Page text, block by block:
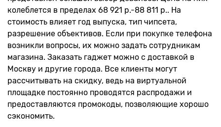
колеблется в пределах 68 921 р.-88 811 р.. На
стоимость влияет год выпуска, тип чипсета,
разрешение объективов. Если при покупке телефона
возникли вопросы, их можно задать сотрудникам
магазина. Заказать гаджет можно с доставкой в
Москву и другие города. Все клиенты могут
рассчитывать на скидку, ведь на виртуальной
площадке постоянно проводятся распродажи и
предоставляются промокоды, позволяющие хорошо
сэкономить.